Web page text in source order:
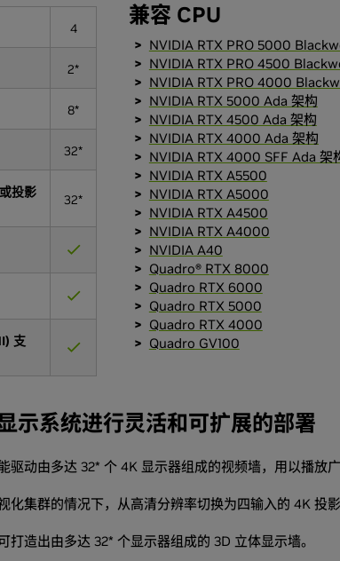
4
2*
8*
32*
投影
32*
支
兼容 CPU
NVIDIA RTX PRO 5000
NVIDIA RTX PRO 4500
NVIDIA RTX PRO 4000
NVIDIA RTX 5000 Ada 架构
NVIDIA RTX 4500 Ada 架构
NVIDIA RTX 4000 Ada 架构
NVIDIA RTX 4000 SFF Ada 架
NVIDIA RTX A5500
NVIDIA RTX A5000
NVIDIA RTX A4500
NVIDIA RTX A4000
NVIDIA A40
Quadro® RTX 8000
Quadro RTX 6000
Quadro RTX 5000
Quadro RTX 4000
Quadro GV100
示系统进行灵活和可扩展的部署
驱动由多达 32* 个 4K 显示器组成的视频墙，用以播放
化集群的情况下，从高清分辨率切换为四输入的 4K 投影
造出由多达 32* 个显示器组成的 3D 立体显示墙。